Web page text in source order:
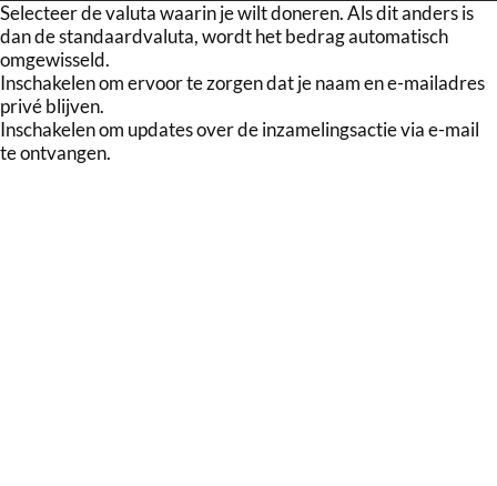
Selecteer de valuta waarin je wilt doneren. Als dit anders is
dan de standaardvaluta, wordt het bedrag automatisch
omgewisseld.
Inschakelen om ervoor te zorgen dat je naam en e-mailadres
privé blijven.
Inschakelen om updates over de inzamelingsactie via e-mail
te ontvangen.